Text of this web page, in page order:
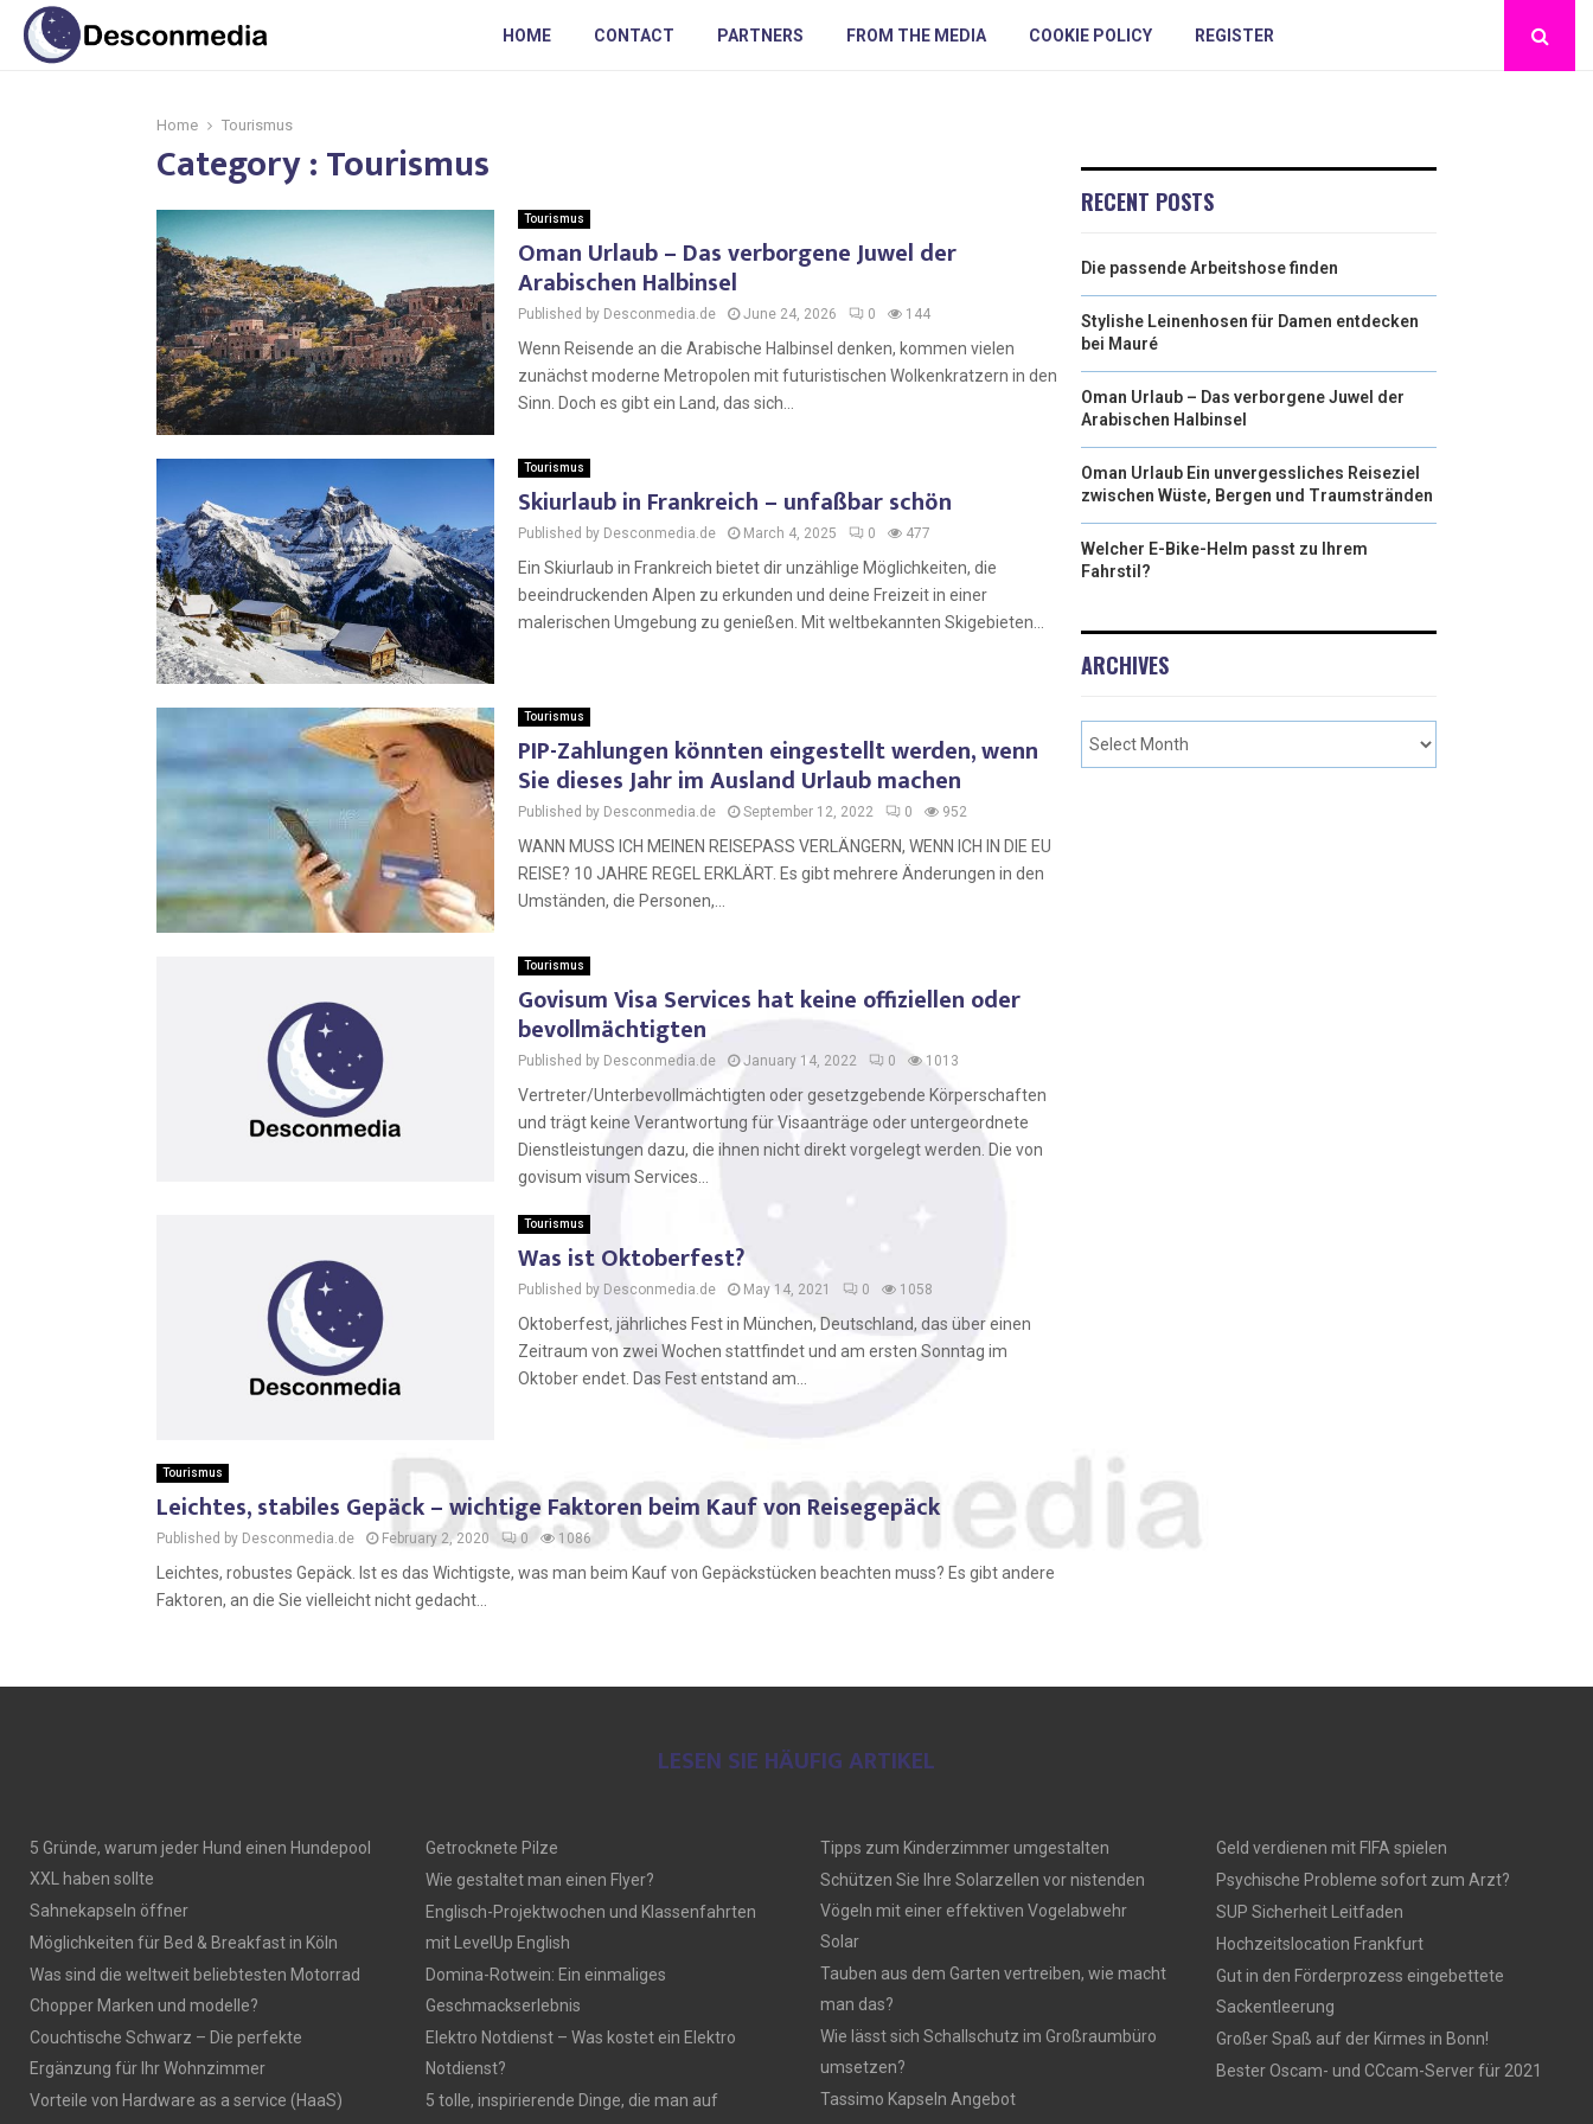
HOME CONTACT PARTNERS FROM THE MEDIA COOKIE POLICY REGISTER
Home Tourismus
Category : Tourismus
Tourismus
Oman Urlaub – Das verborgene Juwel der
Arabischen Halbinsel
Published by Desconmedia.de June 24, 2026 0 144
Wenn Reisende an die Arabische Halbinsel denken, kommen vielen
zunächst moderne Metropolen mit futuristischen Wolkenkratzern in den
Sinn. Doch es gibt ein Land, das sich...
Tourismus
Skiurlaub in Frankreich – unfaßbar schön
Published by Desconmedia.de March 4, 2025 0 477
Ein Skiurlaub in Frankreich bietet dir unzählige Möglichkeiten, die
beeindruckenden Alpen zu erkunden und deine Freizeit in einer
malerischen Umgebung zu genießen. Mit weltbekannten Skigebieten...
Tourismus
PIP-Zahlungen könnten eingestellt werden, wenn
Sie dieses Jahr im Ausland Urlaub machen
Published by Desconmedia.de September 12, 2022 0 952
WANN MUSS ICH MEINEN REISEPASS VERLÄNGERN, WENN ICH IN DIE EU
REISE? 10 JAHRE REGEL ERKLÄRT. Es gibt mehrere Änderungen in den
Umständen, die Personen,...
Tourismus
Govisum Visa Services hat keine offiziellen oder
bevollmächtigten
Published by Desconmedia.de January 14, 2022 0 1013
Vertreter/Unterbevollmächtigten oder gesetzgebende Körperschaften
und trägt keine Verantwortung für Visaanträge oder untergeordnete
Dienstleistungen dazu, die ihnen nicht direkt vorgelegt werden. Die von
govisum visum Services...
Tourismus
Was ist Oktoberfest?
Published by Desconmedia.de May 14, 2021 0 1058
Oktoberfest, jährliches Fest in München, Deutschland, das über einen
Zeitraum von zwei Wochen stattfindet und am ersten Sonntag im
Oktober endet. Das Fest entstand am...
Tourismus
Leichtes, stabiles Gepäck – wichtige Faktoren beim Kauf von Reisegepäck
Published by Desconmedia.de February 2, 2020 0 1086
Leichtes, robustes Gepäck. Ist es das Wichtigste, was man beim Kauf von Gepäckstücken beachten muss? Es gibt andere
Faktoren, an die Sie vielleicht nicht gedacht...
RECENT POSTS
Die passende Arbeitshose finden
Stylishe Leinenhosen für Damen entdecken
bei Mauré
Oman Urlaub – Das verborgene Juwel der
Arabischen Halbinsel
Oman Urlaub Ein unvergessliches Reiseziel
zwischen Wüste, Bergen und Traumstränden
Welcher E-Bike-Helm passt zu Ihrem
Fahrstil?
ARCHIVES
LESEN SIE HÄUFIG ARTIKEL
5 Gründe, warum jeder Hund einen Hundepool
XXL haben sollte
Sahnekapseln öffner
Möglichkeiten für Bed & Breakfast in Köln
Was sind die weltweit beliebtesten Motorrad
Chopper Marken und modelle?
Couchtische Schwarz – Die perfekte
Ergänzung für Ihr Wohnzimmer
Vorteile von Hardware as a service (HaaS)
Getrocknete Pilze
Wie gestaltet man einen Flyer?
Englisch-Projektwochen und Klassenfahrten
mit LevelUp English
Domina-Rotwein: Ein einmaliges
Geschmackserlebnis
Elektro Notdienst – Was kostet ein Elektro
Notdienst?
5 tolle, inspirierende Dinge, die man auf
Tipps zum Kinderzimmer umgestalten
Schützen Sie Ihre Solarzellen vor nistenden
Vögeln mit einer effektiven Vogelabwehr
Solar
Tauben aus dem Garten vertreiben, wie macht
man das?
Wie lässt sich Schallschutz im Großraumbüro
umsetzen?
Tassimo Kapseln Angebot
Geld verdienen mit FIFA spielen
Psychische Probleme sofort zum Arzt?
SUP Sicherheit Leitfaden
Hochzeitslocation Frankfurt
Gut in den Förderprozess eingebettete
Sackentleerung
Großer Spaß auf der Kirmes in Bonn!
Bester Oscam- und CCcam-Server für 2021